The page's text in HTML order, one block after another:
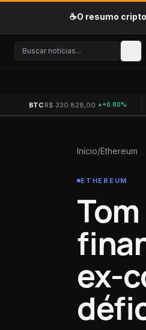
☕O resumo
BTC R$ 330.828,00 +0.80%
Início/Ethereum
ETHEREUM
ex-